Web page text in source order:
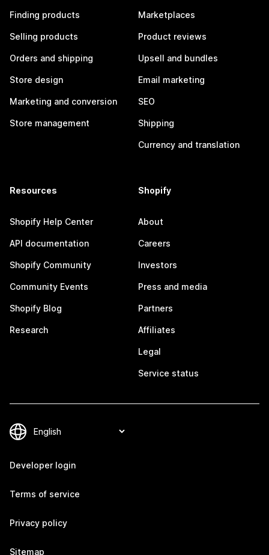
Finding products
Selling products
Orders and shipping
Store design
Marketing and conversion
Store management
Marketplaces
Product reviews
Upsell and bundles
Email marketing
SEO
Shipping
Currency and translation
Resources
Shopify Help Center
API documentation
Shopify Community
Community Events
Shopify Blog
Research
Shopify
About
Careers
Investors
Press and media
Partners
Affiliates
Legal
Service status
Developer login
Terms of service
Privacy policy
Sitemap